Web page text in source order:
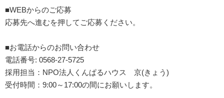
■WEBからのご応募
応募先へ進むを押してご応募ください。
■お電話からのお問い合わせ
電話番号: 0568-27-5725
採用担当：NPO法人くんぱるハウス 京(きょう)
受付時間：9:00～17:00の間にお願いします。